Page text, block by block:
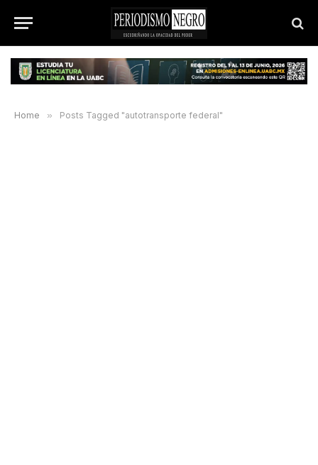
Home » Posts Tagged "autotransporte federal"